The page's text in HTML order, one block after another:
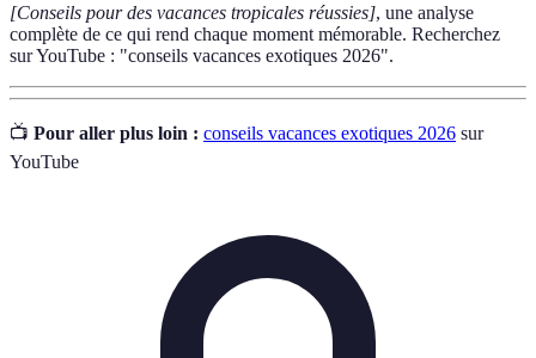
[Conseils pour des vacances tropicales réussies], une analyse
complète de ce qui rend chaque moment mémorable. Recherchez
sur YouTube : "conseils vacances exotiques 2026".
📺 Pour aller plus loin : conseils vacances exotiques 2026 sur
YouTube